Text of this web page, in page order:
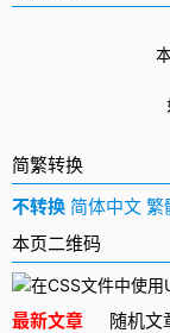
简繁转换
不转换 简体中文 繁
本页二维码
最新文章 随机文